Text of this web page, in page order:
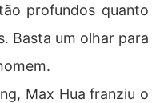
profundos quanto
Basta um olhar para
Max Hua franziu o